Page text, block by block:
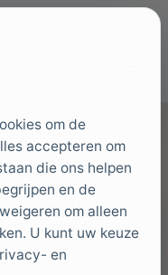
in
omgeving en de
reageren volgens
om de
accepteren om
die ons helpen
en de
om alleen
U kunt uw keuze
en